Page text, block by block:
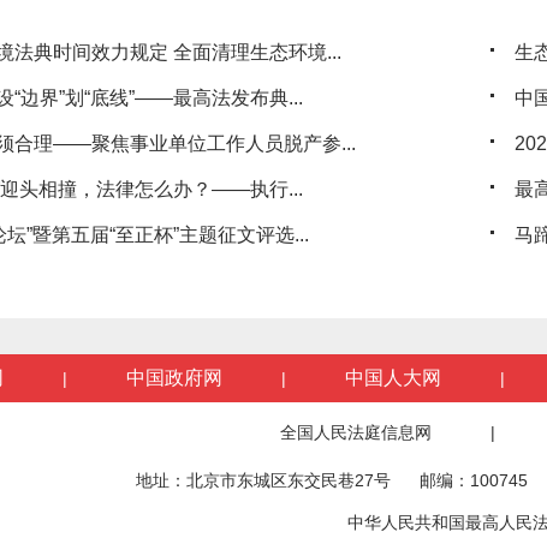
法典时间效力规定 全面清理生态环境... 生
“边界”划“底线”——最高法发布典... 中
合理——聚焦事业单位工作人员脱产参...
迎头相撞，法律怎么办？——执行... 最
坛”暨第五届“至正杯”主题征文评选... 马
| 中国政府网 | 中国人大网 |
全国人民法庭信息网 |
地址：北京市东城区东交民巷27号 邮编：100745
中华人民共和国最高人民